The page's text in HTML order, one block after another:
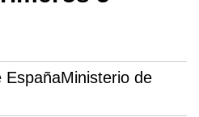
EspañaMinisterio de